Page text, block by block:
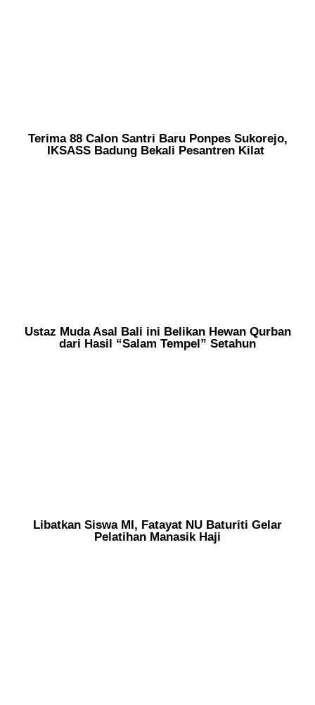
Terima 88 Calon Santri Baru Ponpes Sukorejo,
IKSASS Badung Bekali Pesantren Kilat
Ustaz Muda Asal Bali ini Belikan Hewan Qurban
dari Hasil “Salam Tempel” Setahun
Libatkan Siswa MI, Fatayat NU Baturiti Gelar
Pelatihan Manasik Haji